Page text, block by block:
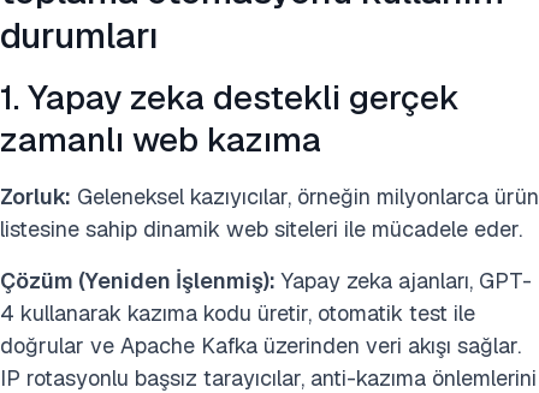
durumları
1. Yapay zeka destekli gerçek
zamanlı web kazıma
Zorluk: Geleneksel kazıyıcılar, örneğin milyonlarca ürün
listesine sahip dinamik web siteleri ile mücadele eder.
Çözüm (Yeniden İşlenmiş): Yapay zeka ajanları, GPT-
4 kullanarak kazıma kodu üretir, otomatik test ile
doğrular ve Apache Kafka üzerinden veri akışı sağlar.
IP rotasyonlu başsız tarayıcılar, anti-kazıma önlemlerini